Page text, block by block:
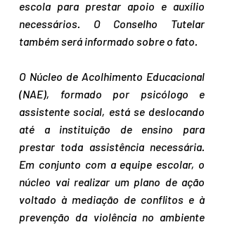
escola para prestar apoio e auxílio
necessários. O Conselho Tutelar
também será informado sobre o fato.
O Núcleo de Acolhimento Educacional
(NAE), formado por psicólogo e
assistente social, está se deslocando
até a instituição de ensino para
prestar toda assistência necessária.
Em conjunto com a equipe escolar, o
núcleo vai realizar um plano de ação
voltado à mediação de conflitos e à
prevenção da violência no ambiente